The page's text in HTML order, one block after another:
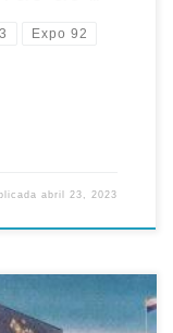
Expo 92
abril 23, 2023